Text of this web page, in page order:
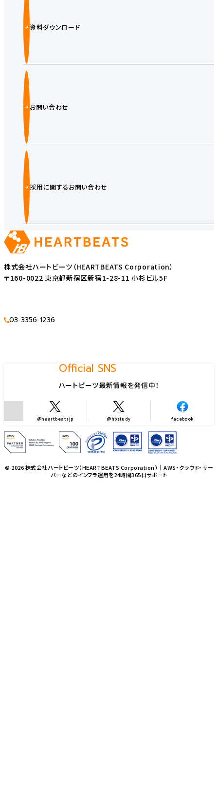
資料ダウンロード
お問い合わせ
採用に関するお問い合わせ
株式会社ハートビーツ（HEARTBEATS Corporation）
〒160-0022 東京都新宿区新宿1-28-11 小杉ビル5F
03-3356-1236
Official SNS
ハートビーツ最新情報を発信中！
@heartbeatsjp @hbstudy facebook
© 2026 株式会社ハートビーツ（HEARTBEATS Corporation）｜AWS・クラウド・サー
バーなどのインフラ運用を24時間365日サポート